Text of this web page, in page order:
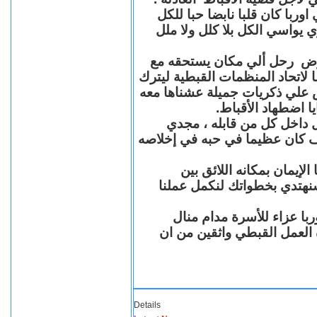
كان قلبا نابضا حبا للكل
يواسي الكل بلا كلل ولا ملل
رحل ألي مكان يستحقه مع
المنظمات القبطية ليترك
علي ذكريات جميلة عشناها معه
اضطهاد الأقباط.
داخل كل من قابله ، مجدي
عظيما في حبه في إخلاصه
بمكانه اللائق بين
بخطواتك لنكمل عملنا
عزاء للأسرة مدام منال
العمل القبطي واثقين من ان
Details